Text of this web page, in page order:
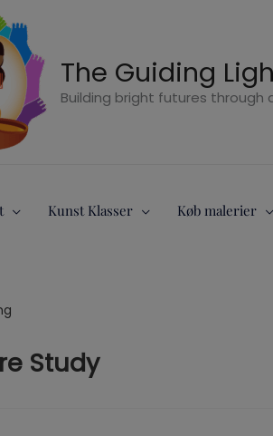
The Guiding
Building bright futures through
Kunst Klasser Køb malerier
Study